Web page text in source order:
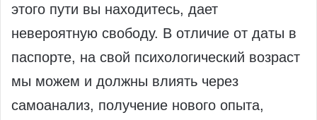
этого пути вы находитесь, дает
невероятную свободу. В отличие от даты в
паспорте, на свой психологический возраст
мы можем и должны влиять через
самоанализ, получение нового опыта,